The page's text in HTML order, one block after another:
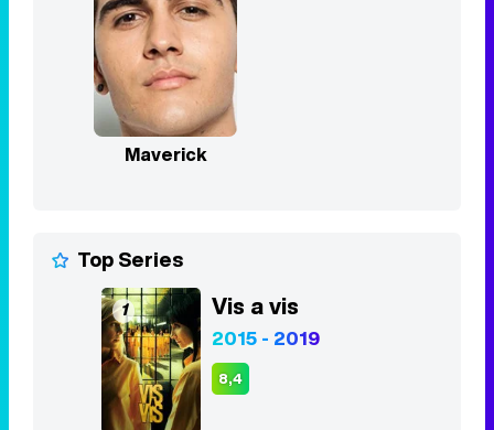
Maverick
Top Series
1 Vis a vis
2015 - 2019
8,4